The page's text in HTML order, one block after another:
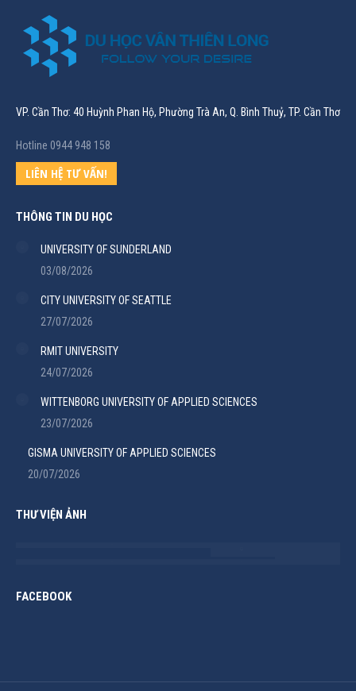
VP. Cần Thơ: 40 Huỳnh Phan Hộ, Phường Trà An, Q. Bình Thuỷ, TP. Cần Thơ
Hotline 0944 948 158
LIÊN HỆ TƯ VẤN!
THÔNG TIN DU HỌC
UNIVERSITY OF SUNDERLAND
03/08/2026
CITY UNIVERSITY OF SEATTLE
27/07/2026
RMIT UNIVERSITY
24/07/2026
WITTENBORG UNIVERSITY OF APPLIED SCIENCES
23/07/2026
GISMA UNIVERSITY OF APPLIED SCIENCES
20/07/2026
THƯ VIỆN ẢNH
FACEBOOK